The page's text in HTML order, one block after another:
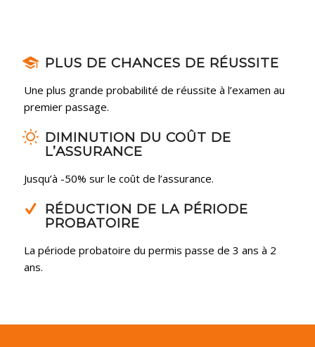
PLUS DE CHANCES DE RÉUSSITE
Une plus grande probabilité de réussite à l’examen au
premier passage.
DIMINUTION DU COÛT DE
L’ASSURANCE
Jusqu’à -50% sur le coût de l’assurance.
RÉDUCTION DE LA PÉRIODE
PROBATOIRE
La période probatoire du permis passe de 3 ans à 2
ans.